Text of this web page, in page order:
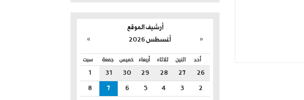
أرشيف الموقع
«
» أغسطس 2026
أحد اثنين ثلاثاء أربعاء خميس جمعة سبت
26
27
28
29
30
31
1
2
3
4
5
6
7
8